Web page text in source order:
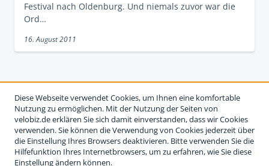
Festival nach Oldenburg. Und niemals zuvor war die
Ord…
16. August 2011
Diese Webseite verwendet Cookies, um Ihnen eine komfortable
Nutzung zu ermöglichen. Mit der Nutzung der Seiten von
velobiz.de erklären Sie sich damit einverstanden, dass wir Cookies
verwenden. Sie können die Verwendung von Cookies jederzeit über
die Einstellung Ihres Browsers deaktivieren. Bitte verwenden Sie die
Hilfefunktion Ihres Internetbrowsers, um zu erfahren, wie Sie diese
Einstellung ändern können.